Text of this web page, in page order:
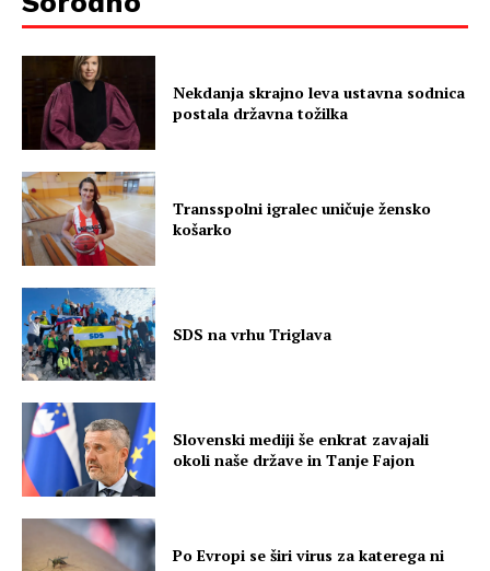
Nekdanja skrajno leva ustavna sodnica
postala državna tožilka
Transspolni igralec uničuje žensko
košarko
SDS na vrhu Triglava
Slovenski mediji še enkrat zavajali
okoli naše države in Tanje Fajon
Po Evropi se širi virus za katerega ni